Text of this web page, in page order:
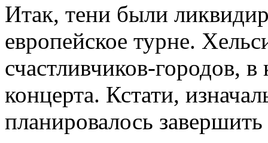
Итак, тени были
европейское турне.
счастливчиков-городов,
концерта. Кстати,
планировалось